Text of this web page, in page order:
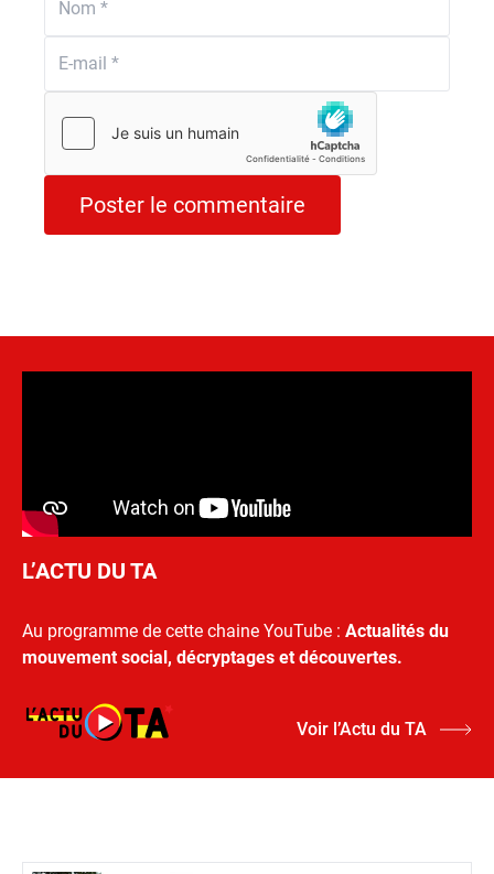
L’ACTU DU TA
Au programme de cette chaine YouTube : Actualités du
mouvement social, décryptages et découvertes.
Voir l’Actu du TA